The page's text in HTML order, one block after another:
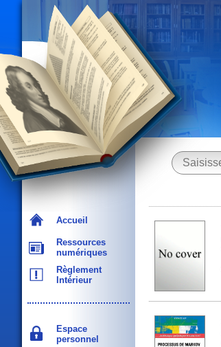
Accueil
Ressources
numériques
Règlement
Intérieur
Espace
personnel